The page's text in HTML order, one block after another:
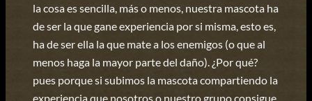
la cosa es sencilla, más o menos, nuestra mascota ha
de ser la que gane experiencia por si misma, esto es,
ha de ser ella la que mate a los enemigos (o que al
menos haga la mayor parte del daño). ¿Por qué?
pues porque si subimos la mascota compartiendo la
experiencia que nosotros o nuestro grupo consigue